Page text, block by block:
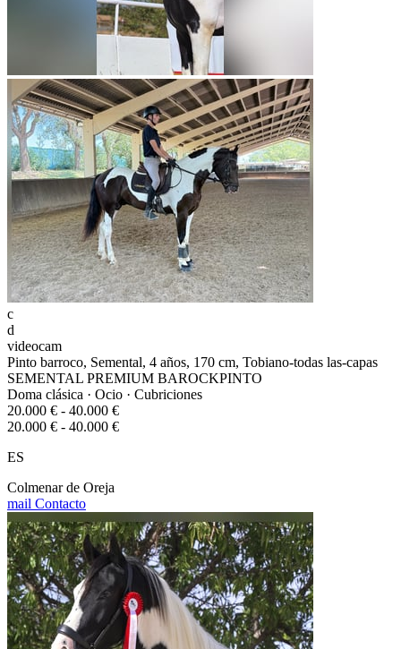
c
d
videocam
Pinto barroco, Semental, 4 años, 170 cm, Tobiano-todas las-capas
SEMENTAL PREMIUM BAROCKPINTO
Doma clásica · Ocio · Cubriciones
20.000 € - 40.000 €
20.000 € - 40.000 €
ES
Colmenar de Oreja
mail Contacto